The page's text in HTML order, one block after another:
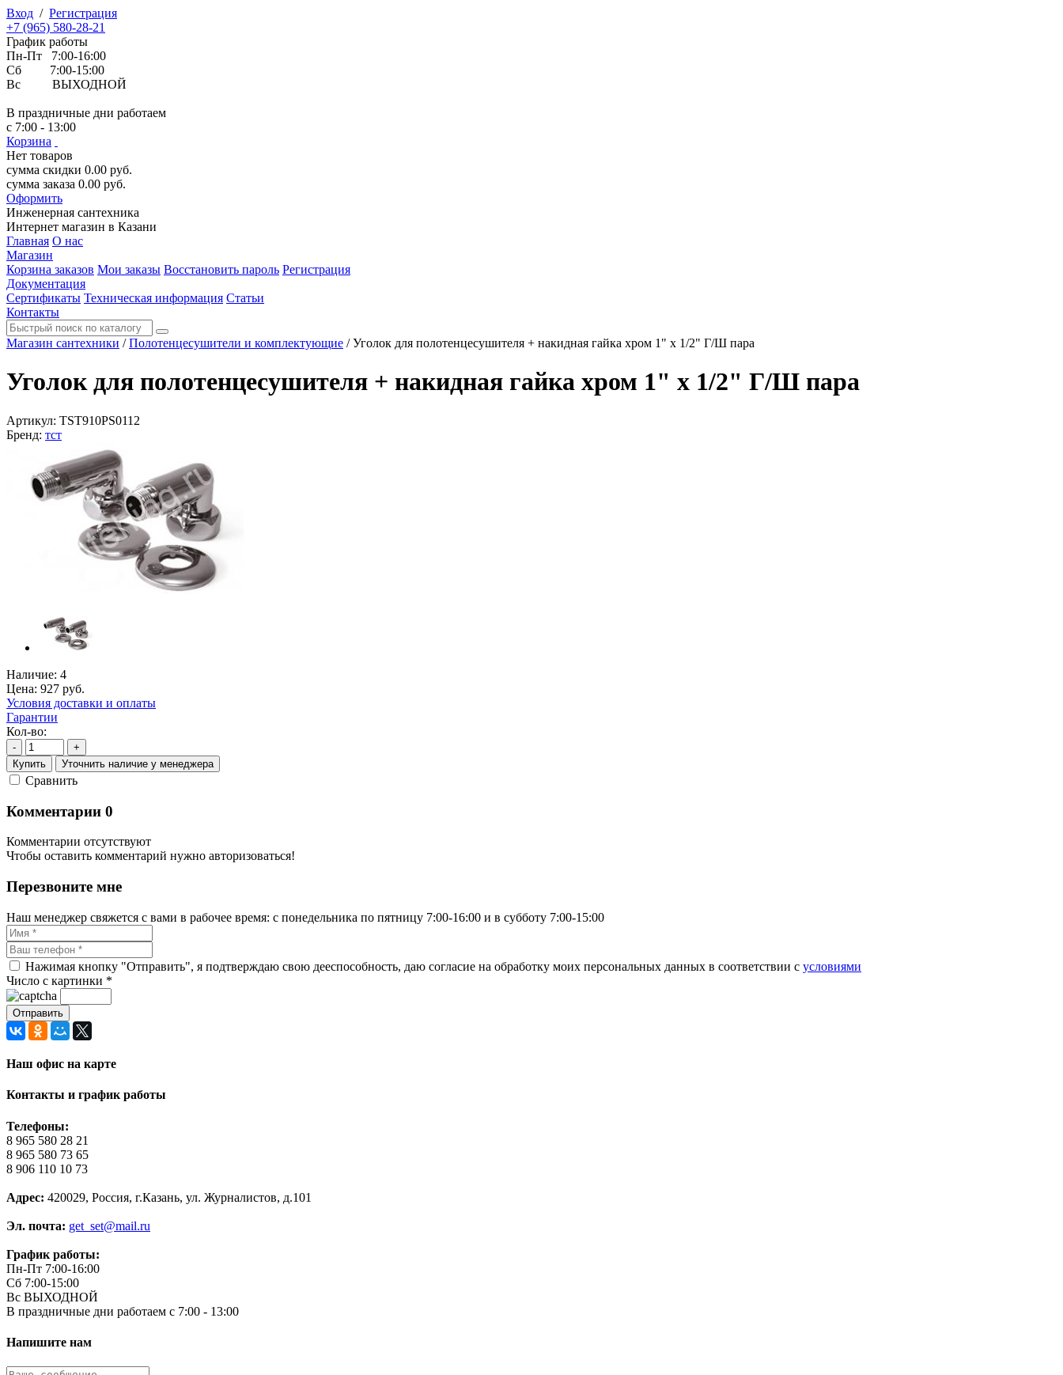
Вход / Регистрация
+7 (965) 580-28-21
График работы
Пн-Пт 7:00-16:00
Сб 7:00-15:00
Вс ВЫХОДНОЙ
В праздничные дни работаем
с 7:00 - 13:00
Корзина
Нет товаров
сумма скидки 0.00 руб.
сумма заказа 0.00 руб.
Оформить
Инженерная сантехника
Интернет магазин в Казани
Главная О нас
Магазин
Корзина заказов Мои заказы Восстановить пароль Регистрация
Документация
Сертификаты Техническая информация Статьи
Контакты
Магазин сантехники / Полотенцесушители и комплектующие / Уголок для полотенцесушителя + накидная гайка хром 1" х 1/2" Г/Ш пара
Уголок для полотенцесушителя + накидная гайка хром 1" х 1/2" Г/Ш пара
Артикул: TST910PS0112
Бренд: тст
Наличие: 4
Цена: 927 руб.
Условия доставки и оплаты
Гарантии
Кол-во:
-
+
Купить
Уточнить наличие у менеджера
Cравнить
Комментарии 0
Комментарии отсутствуют
Чтобы оставить комментарий нужно авторизоваться!
Перезвоните мне
Наш менеджер свяжется с вами в рабочее время: с понедельника по пятницу 7:00-16:00 и в субботу 7:00-15:00
Нажимая кнопку "Отправить", я подтверждаю свою дееспособность, даю согласие на обработку моих персональных данных в соответствии с условиями
Число с картинки *
Наш офис на карте
Контакты и график работы
Телефоны:
8 965 580 28 21
8 965 580 73 65
8 906 110 10 73
Адрес: 420029, Россия, г.Казань, ул. Журналистов, д.101
Эл. почта: get_set@mail.ru
График работы:
Пн-Пт 7:00-16:00
Сб 7:00-15:00
Вс ВЫХОДНОЙ
В праздничные дни работаем с 7:00 - 13:00
Напишите нам